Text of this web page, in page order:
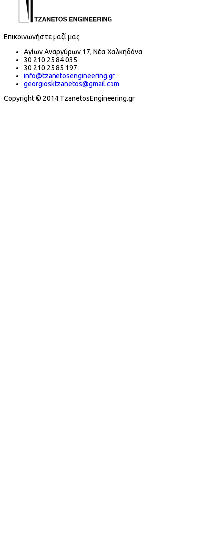
Επικοινωνήστε μαζί μας
Αγίων Αναργύρων 17, Νέα Χαλκηδόνα
30 210 25 84 035
30 210 25 85 197
info@tzanetosengineering.gr
georgiosktzanetos@gmail.com
Copyright © 2014 TzanetosEngineering.gr